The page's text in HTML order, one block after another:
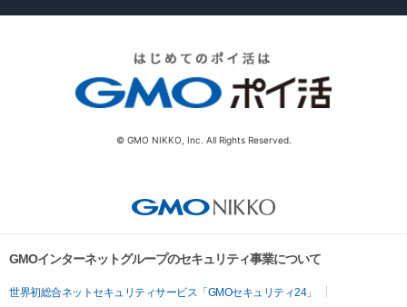
© GMO NIKKO, Inc. All Rights Reserved.
GMOインターネットグループのセキュリティ事業について
世界初総合ネットセキュリティサービス「GMOセキュリティ24」